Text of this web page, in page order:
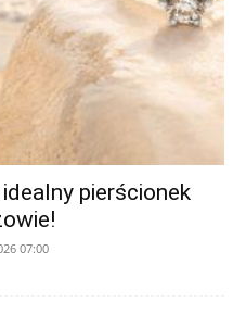
pierścionek
07:00